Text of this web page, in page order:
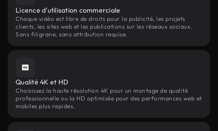
Licence d'utilisation commerciale
Chaque vidéo est libre de droits pour la publicité, les projets
clients, les sites web et les publications sur les réseaux sociaux.
Sans filigrane, sans attribution requise.
Qualité 4K et HD
Choisissez la haute résolution 4K pour un montage de qualité
professionnelle ou la HD optimisée pour des performances web et
mobiles plus rapides.